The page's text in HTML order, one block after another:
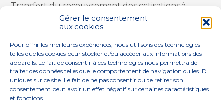
Gérer le consentement
aux cookies
Pour offrir les meilleures expériences, nous utilisons des technologies
telles que les cookies pour stocker et/ou accéder aux informations des
appareils. Le fait de consentir à ces technologies nous permettra de
traiter des données telles que le comportement de navigation ou les ID
uniques sur ce site. Le fait de ne pas consentir ou de retirer son
consentement peut avoir un effet négatif sur certaines caractéristiques
et fonctions.
Transfert du recouvrement des cotisations à
l’Urssaf : des nouveautés
Appareils reconditionnés : annulation de la
Contrôle de la qualité de l’air dans les ERP
Industriels : le point sur les dernières évolutions
réglementaires